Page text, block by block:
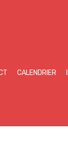
CALENDRIER